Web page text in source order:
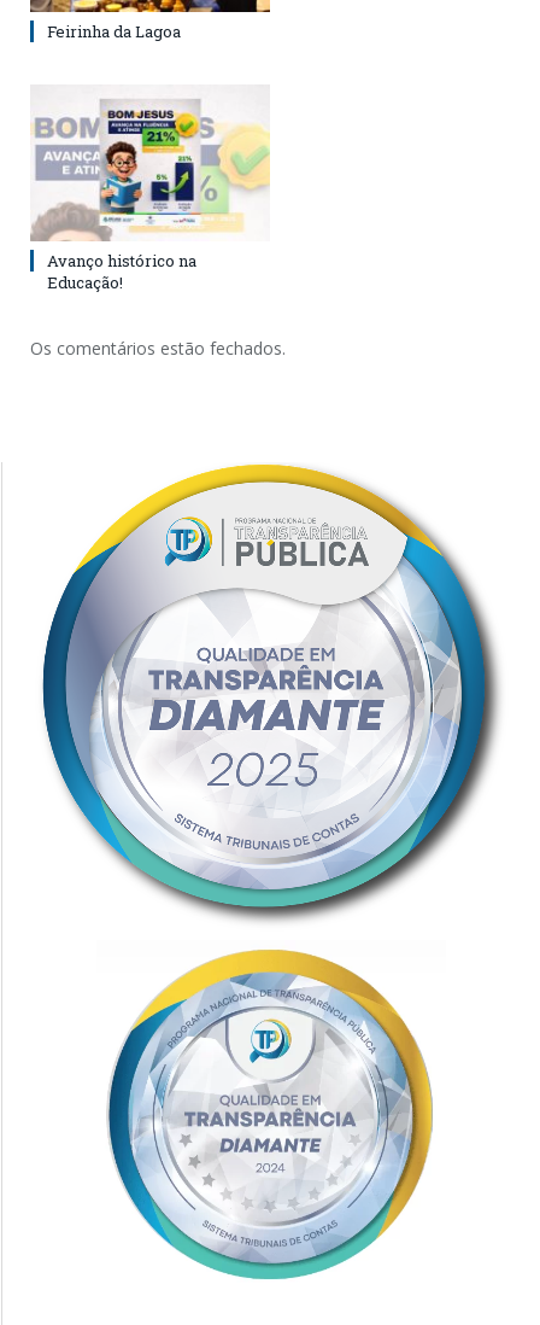
Feirinha da Lagoa
Avanço histórico na
Educação!
Os comentários estão fechados.